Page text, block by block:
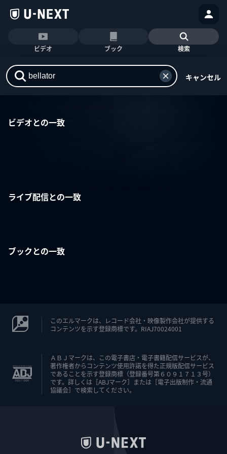
ビデオ ブック 検索
キャンセル
ビデオとの一致
ライブ配信との一致
ブックとの一致
このエルマークは、レコード会社・映像製作会社が提供する
コンテンツを示す登録商標です。RIAJ70024001
ＡＢＪマークは、この電子書店・電子書籍配信サービスが、
著作権者からコンテンツ使用許諾を得た正規版配信サービス
であることを示す登録商標（登録番号第６０９１７１３号）
です。詳しくは［ABJマーク］または［電子出版制作・流通
協議会］で検索してください。